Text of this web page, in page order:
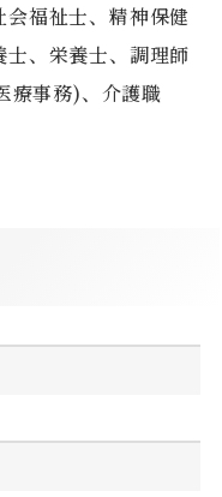
福祉士、精神保健
、栄養士、調理師
療事務)、介護職